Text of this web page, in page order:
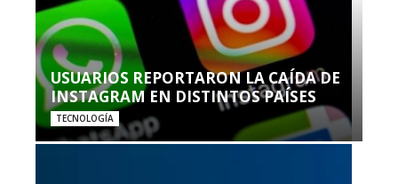
USUARIOS REPORTARON LA CAÍDA DE
INSTAGRAM EN DISTINTOS PAÍSES
TECNOLOGÍA